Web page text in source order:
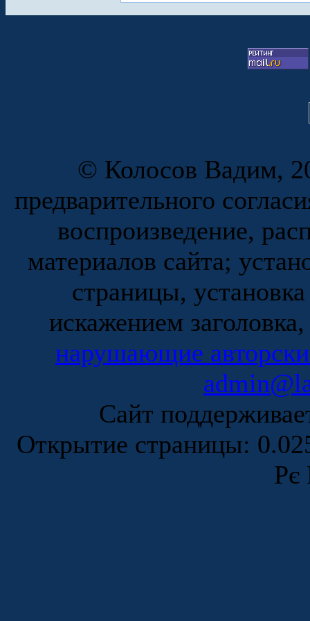
© Колосов Вадим,
предварительного
воспроизведение,
материалов сайта;
страницы,
искажением
нарушающие
Сайт
Открытие страницы:
Рє